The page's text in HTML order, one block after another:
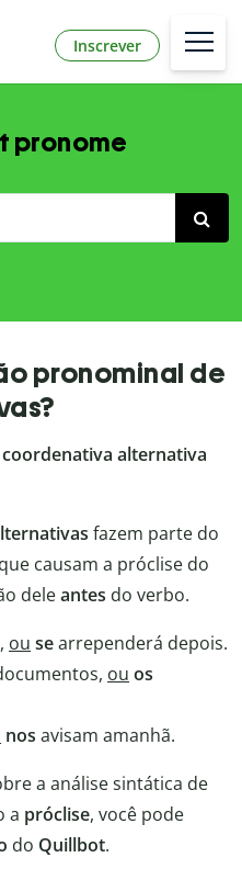
Inscrever
pronome
pronominal de
alternativa
fazem parte do
que causam a próclise do
deleantes do verbo.
ou searrependerá depois.
ou os
nos avisam amanhã.
a análise sintática de
a próclise, você pode
do Quillbot.